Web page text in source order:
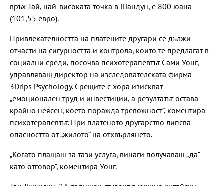
връх Тай, най-високата точка в Шандун, е 800 юана
(101,55 евро).
Привлекателността на платените другари се дължи
отчасти на сигурността и контрола, които те предлагат в
социални среди, посочва психотерапевтът Сами Уонг,
управляващ директор на изследователската фирма
3Drips Psychology. Срещите с хора изискват
„емоционален труд и инвестиции, а резултатът остава
крайно неясен, което поражда тревожност“, коментира
психотерапевтът. При платеното другарство липсва
опасността от „жилото“ на отхвърлянето.
„Когато плащаш за тази услуга, винаги получаваш „да“
като отговор“, коментира Уонг.